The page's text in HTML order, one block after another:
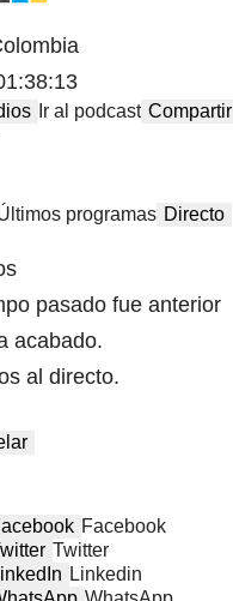
Ir al podcast Compartir
programas Directo
pasado fue anterior
acabado.
al directo.
Facebook
Twitter
Linkedin